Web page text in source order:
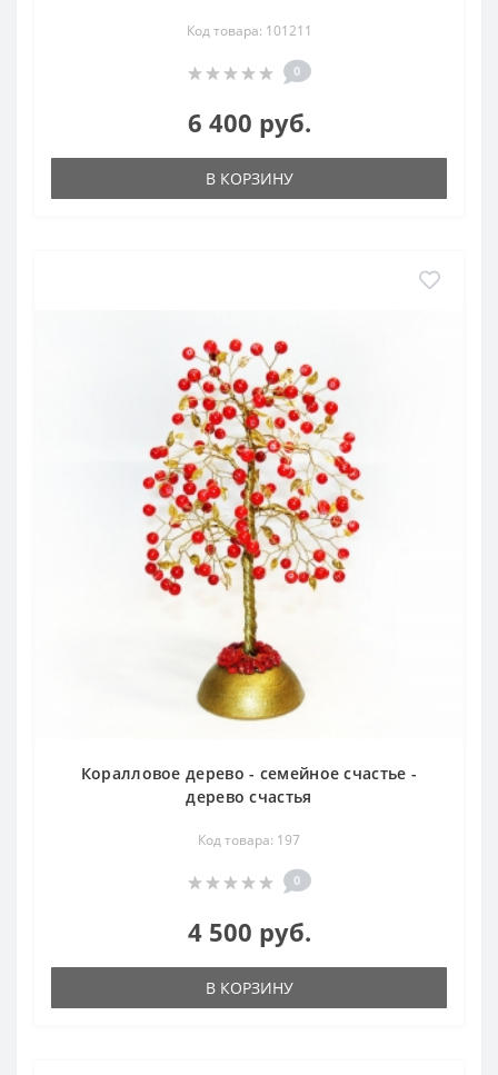
Код товара: 101211
0
6 400 руб.
В КОРЗИНУ
Коралловое дерево - семейное счастье -
дерево счастья
Код товара: 197
0
4 500 руб.
В КОРЗИНУ